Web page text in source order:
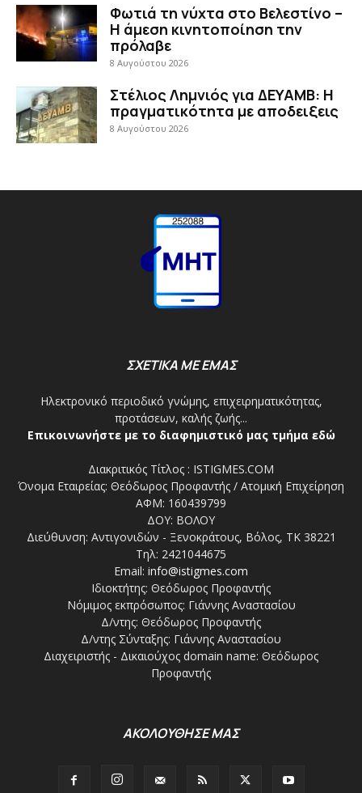
Φωτιά τη νύχτα στο Βελεστίνο –
Η άμεση κινητοποίηση την
πρόλαβε
8 Αυγούστου 2026
Στέλιος Λημνιός για ΔΕΥΑΜΒ: Η
πραγματικότητα με αποδειξεις
8 Αυγούστου 2026
ΣΧΕΤΙΚΑ ΜΕ ΕΜΑΣ
Ηλεκτρονικό περιοδικό γνώμης, επιχειρηματικότητας,
προτάσεων, καλής ζωής...
Επικοινωνήστε με το διαφημιστικό μας τμήμα εδώ
Διακριτικός Τίτλος : ISTIGMES.COM
Όνομα Εταιρείας: Θεόδωρος Προφαντής / Ατομική Επιχείρηση
ΑΦΜ: 160439799
ΔΟΥ: ΒΟΛΟΥ
Διεύθυνση: Αντιγονιδών - Ξενοκράτους, Βόλος, ΤΚ 38221
Τηλ: 2421044675
Email: info@istigmes.com
Ιδιοκτήτης: Θεόδωρος Προφαντής
Νόμιμος εκπρόσωπος: Γιάννης Αναστασίου
Δ/ντης: Θεόδωρος Προφαντής
Δ/ντης Σύνταξης: Γιάννης Αναστασίου
Διαχειριστής - Δικαιούχος domain name: Θεόδωρος
Προφαντής
ΑΚΟΛΟΥΘΗΣΕ ΜΑΣ